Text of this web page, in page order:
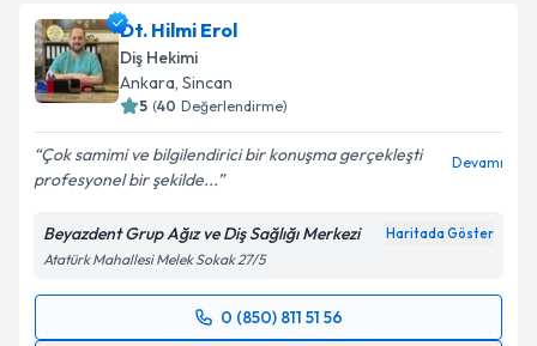
takvim hazırlandığında e-posta ile bilgilendireceğiz.
E-posta Adresiniz
Kişisel verilerimin işlenmesine ilişkin
kapsamda işlenmesini kabul ediyorum.
Takvim Talebini Gönder
Dt. Hilmi Erol
Diş Hekimi
Ankara, Sincan
5 (40 Değerlendirme)
Çok samimi ve bilgilendirici bir konuşma gerçekleşti
profesyonel bir şekilde...
Devamı
Beyazdent Grup Ağız ve Diş Sağlığı Merkezi Haritada Göster
Atatürk Mahallesi Melek Sokak 27/5
0 (850) 811 51 56
Randevu Takvimi Talebi